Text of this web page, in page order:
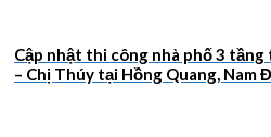
Cập nhật thi công nhà phố 3
– Chị Thúy tại Hồng Quang, Nam